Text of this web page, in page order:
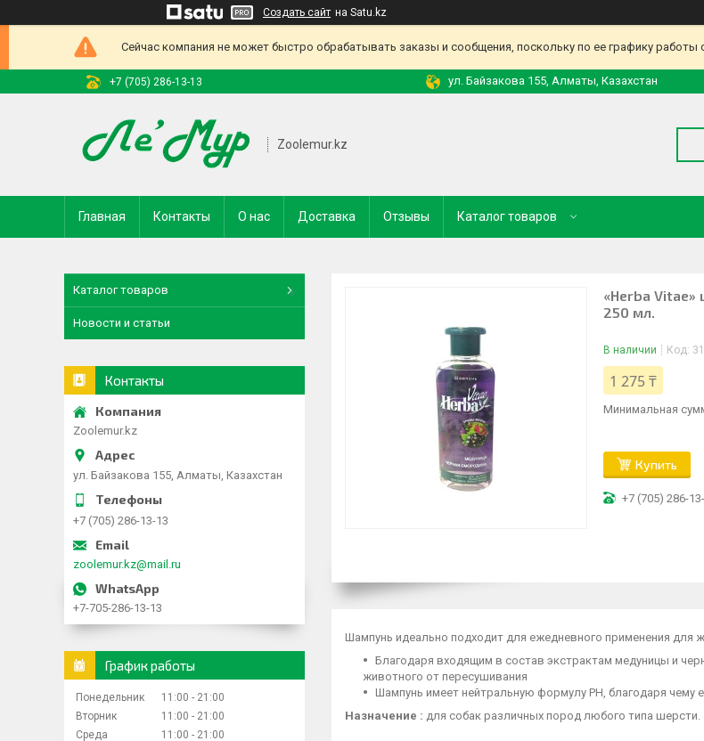
Создать сайт на Satu.kz
Сейчас компания не может быстро обрабатывать заказы и сообщения, поскольку по ее графику
+7 (705) 286-13-13 ул. Байзакова 155, Алматы, Казахстан
Zoolemur.kz
Главная Контакты О нас Доставка Отзывы Каталог товаров
«Herba
250 мл.
В наличии Код:
1 275 ₸
Минимальная
Купить
+7 (705) 286-
Шампунь идеально подходит для ежедневного применения
Благодаря входящим в состав экстрактам медуницы и
животного от пересушивания
Шампунь имеет нейтральную формулу PH, благодаря
Назначение : для собак различных пород любого типа шерсти.
Каталог товаров
Новости и статьи
Контакты
Zoolemur.kz
ул. Байзакова 155, Алматы, Казахстан
+7 (705) 286-13-13
zoolemur.kz@mail.ru
+7-705-286-13-13
График работы
Понедельник 11:00
21:00
Вторник
11:00
21:00
Среда
11:00
21:00